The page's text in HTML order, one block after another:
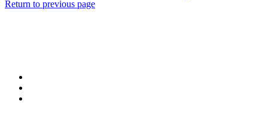
Return to previous page